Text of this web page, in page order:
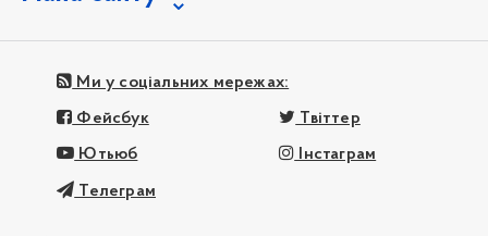
Ми у соціальних мережах:
Фейсбук Твіттер
Ютьюб Інстаграм
Телеграм